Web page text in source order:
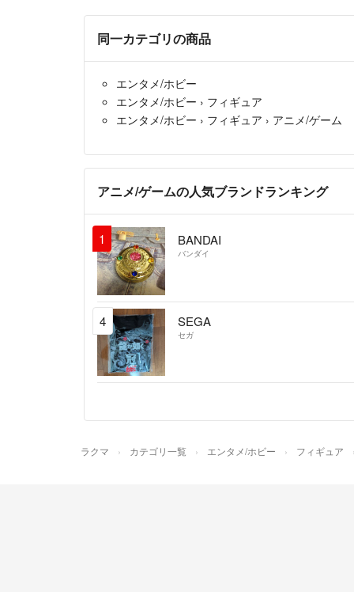
同一カテゴリの商品
エンタメ/ホビー
エンタメ/ホビー › フィギュア
エンタメ/ホビー › フィギュア › アニメ/ゲーム
アニメ/ゲームの人気ブランドランキング
1 BANDAI
バンダイ
4 SEGA
セガ
ラクマ カテゴリ一覧 エンタメ/ホビー フィギュア